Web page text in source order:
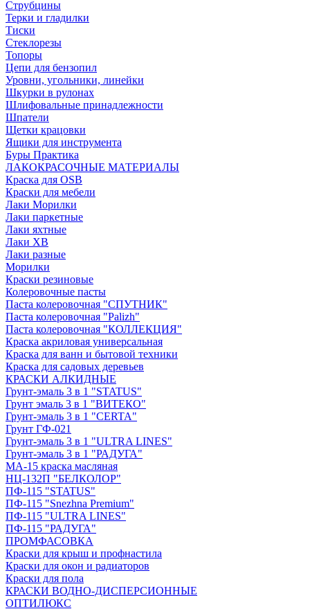
Струбцины
Терки и гладилки
Тиски
Стеклорезы
Топоры
Цепи для бензопил
Уровни, угольники, линейки
Шкурки в рулонах
Шлифовальные принадлежности
Шпатели
Щетки крацовки
Ящики для инструмента
Буры Практика
ЛАКОКРАСОЧНЫЕ МАТЕРИАЛЫ
Краска для OSB
Краски для мебели
Лаки Морилки
Лаки паркетные
Лаки яхтные
Лаки ХВ
Лаки разные
Морилки
Краски резиновые
Колеровочные пасты
Паста колеровочная "СПУТНИК"
Паста колеровочная "Palizh"
Паста колеровочная "КОЛЛЕКЦИЯ"
Краска акриловая универсальная
Краска для ванн и бытовой техники
Краска для садовых деревьев
КРАСКИ АЛКИДНЫЕ
Грунт-эмаль 3 в 1 "STATUS"
Грунт эмаль 3 в 1 "ВИТЕКО"
Грунт-эмаль 3 в 1 "CERTA"
Грунт ГФ-021
Грунт-эмаль 3 в 1 "ULTRA LINES"
Грунт-эмаль 3 в 1 "РАДУГА"
МА-15 краска масляная
НЦ-132П "БЕЛКОЛОР"
ПФ-115 "STATUS"
ПФ-115 "Snezhna Premium"
ПФ-115 "ULTRA LINES"
ПФ-115 "РАДУГА"
ПРОМФАСОВКА
Краски для крыш и профнастила
Краски для окон и радиаторов
Краски для пола
КРАСКИ ВОДНО-ДИСПЕРСИОННЫЕ
ОПТИЛЮКС